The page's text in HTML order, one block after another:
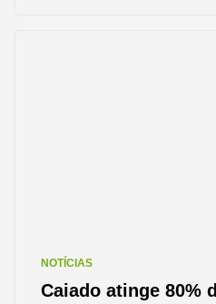
NOTÍCIAS
Caiado atinge 80%